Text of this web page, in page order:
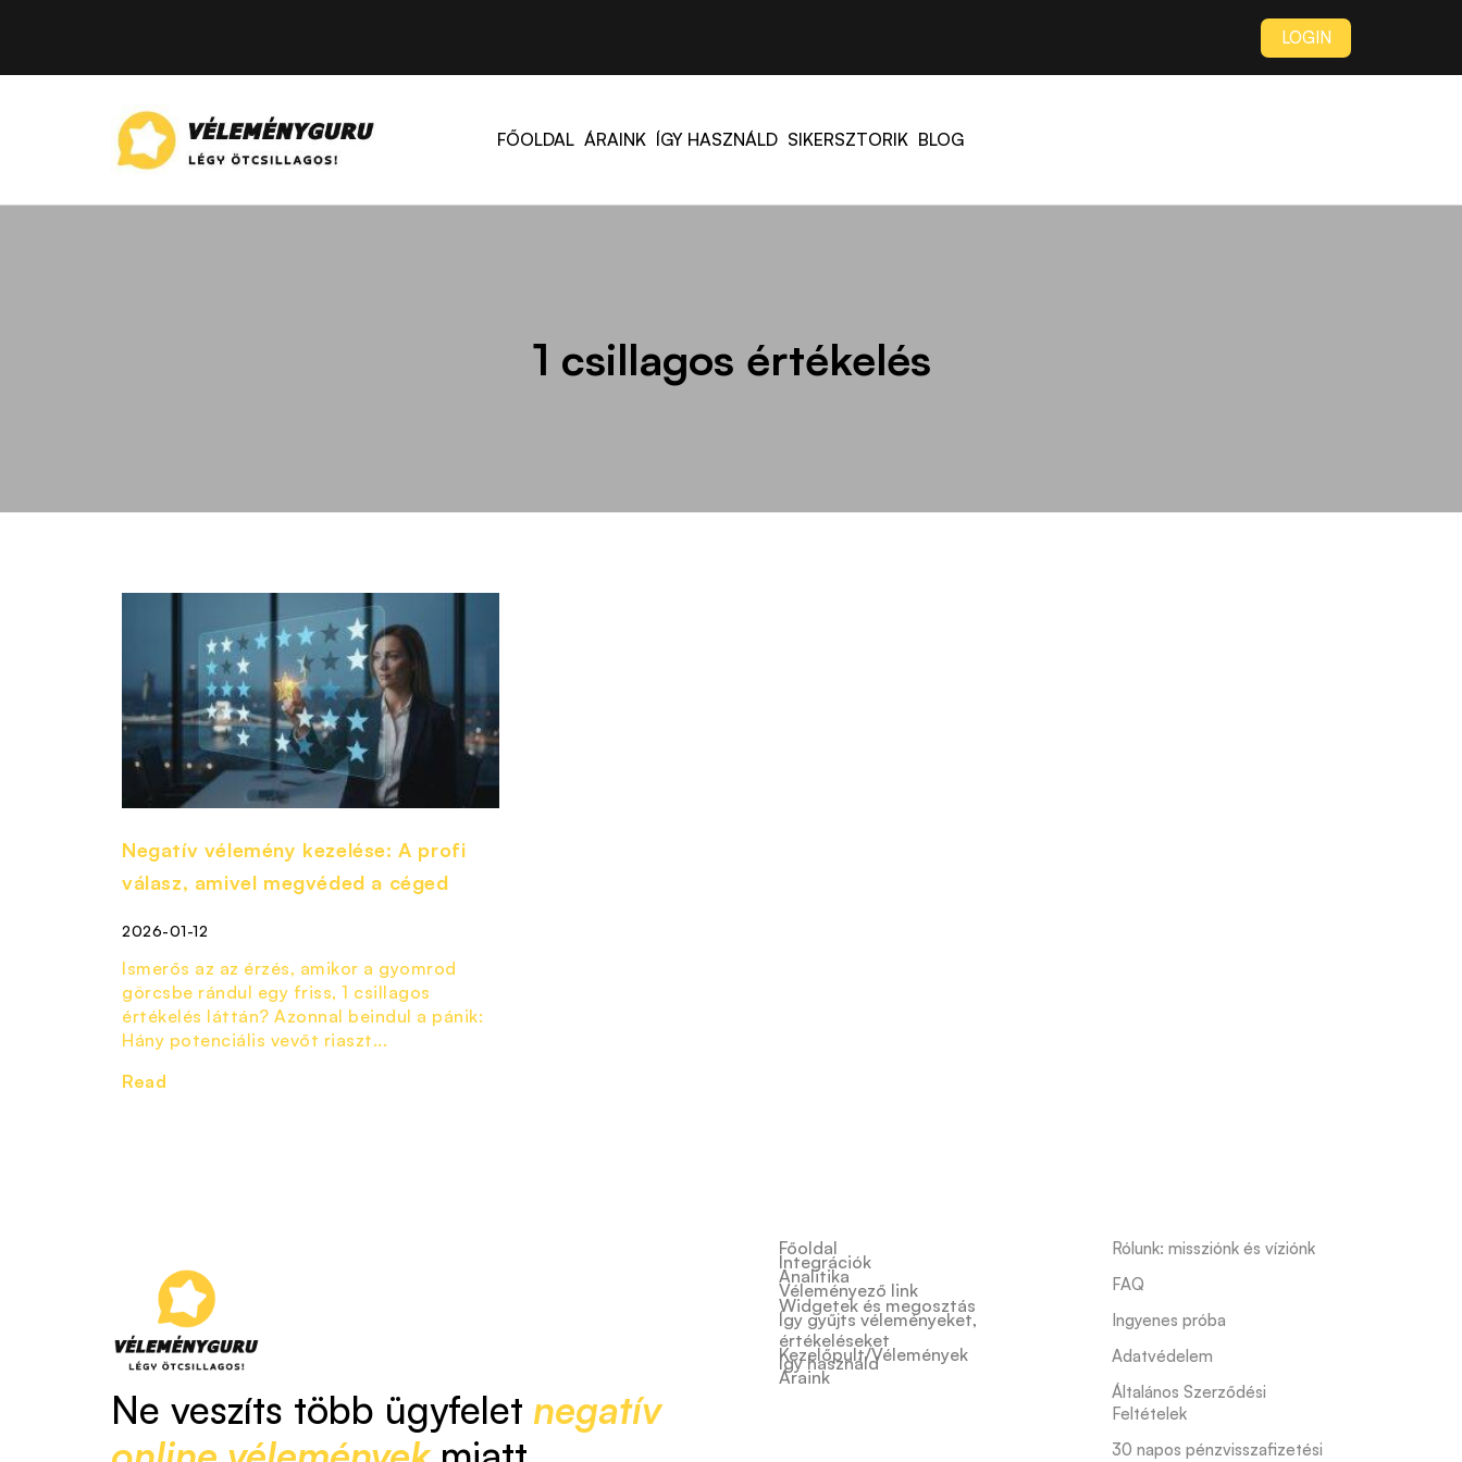
LOGIN
FŐOLDAL ÁRAINK ÍGY HASZNÁLD SIKERSZTORIK BLOG
1 csillagos értékelés
Negatív vélemény kezelése: A profi
válasz, amivel megvéded a céged
2026-01-12
Ismerős az az érzés, amikor a gyomrod
görcsbe rándul egy friss, 1 csillagos
értékelés láttán? Azonnal beindul a pánik:
Hány potenciális vevőt riaszt...
Read
Ne veszíts több ügyfelet negatív
Főoldal
Integrációk
Analitika
Véleményező link
Widgetek és megosztás
Így gyűjts véleményeket,
értékeléseket
Kezelőpult/Vélemények
Így használd
Áraink
Rólunk: missziónk és víziónk
FAQ
Ingyenes próba
Adatvédelem
Általános Szerződési
Feltételek
30 napos pénzvisszafizetési